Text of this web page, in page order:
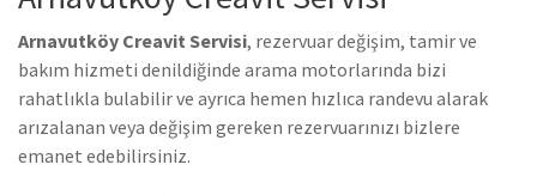
Arnavutköy Creavit Servisi, rezervuar değişim, tamir ve
bakım hizmeti denildiğinde arama motorlarında bizi
rahatlıkla bulabilir ve ayrıca hemen hızlıca randevu alarak
arızalanan veya değişim gereken rezervuarınızı bizlere
emanet edebilirsiniz.